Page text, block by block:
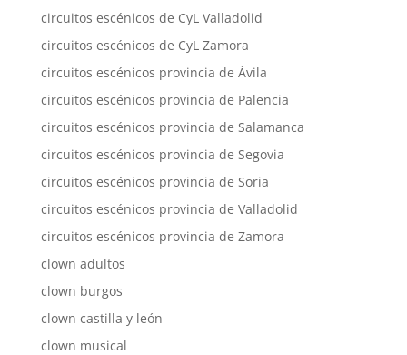
circuitos escénicos de CyL Valladolid
circuitos escénicos de CyL Zamora
circuitos escénicos provincia de Ávila
circuitos escénicos provincia de Palencia
circuitos escénicos provincia de Salamanca
circuitos escénicos provincia de Segovia
circuitos escénicos provincia de Soria
circuitos escénicos provincia de Valladolid
circuitos escénicos provincia de Zamora
clown adultos
clown burgos
clown castilla y león
clown musical